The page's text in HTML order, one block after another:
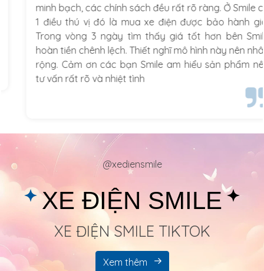
minh bạch, các chính sách đều rất rõ ràng. Ở Smile có
1 điều thú vị đó là mua xe điện được bảo hành giá.
Trong vòng 3 ngày tìm thấy giá tốt hơn bên Smile
hoàn tiền chênh lệch. Thiết nghĩ mô hình này nên nhân
rộng. Cảm ơn các bạn Smile am hiểu sản phẩm nên
tư vấn rất rõ và nhiệt tình
@xediensmile
XE ĐIỆN SMILE
XE ĐIỆN SMILE TIKTOK
Xem thêm